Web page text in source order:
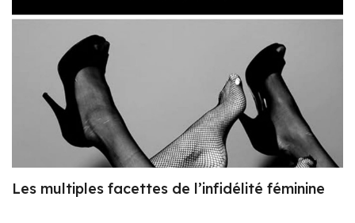
Les multiples facettes de l’infidélité féminine